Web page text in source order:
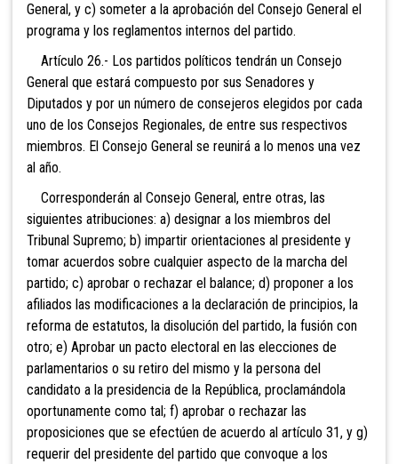
General, y c) someter a la aprobación del Consejo General el
programa y los reglamentos internos del partido.
Artículo 26.- Los partidos políticos tendrán un Consejo
General que estará compuesto por sus Senadores y
Diputados y por un número de consejeros elegidos por cada
uno de los Consejos Regionales, de entre sus respectivos
miembros. El Consejo General se reunirá a lo menos una vez
al año.
Corresponderán al Consejo General, entre otras, las
siguientes atribuciones: a) designar a los miembros del
Tribunal Supremo; b) impartir orientaciones al presidente y
tomar acuerdos sobre cualquier aspecto de la marcha del
partido; c) aprobar o rechazar el balance; d) proponer a los
afiliados las modificaciones a la declaración de principios, la
reforma de estatutos, la disolución del partido, la fusión con
otro; e) Aprobar un pacto electoral en las elecciones de
parlamentarios o su retiro del mismo y la persona del
candidato a la presidencia de la República, proclamándola
oportunamente como tal; f) aprobar o rechazar las
proposiciones que se efectúen de acuerdo al artículo 31, y g)
requerir del presidente del partido que convoque a los